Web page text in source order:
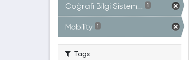
Coğrafi Bilgi Sistem... 1
Mobility 1
Tags